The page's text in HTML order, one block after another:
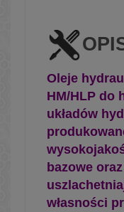
Oleje
HM/HLP do
układów
bazowe
własności